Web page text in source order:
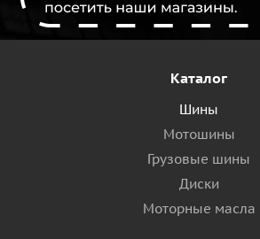
Каталог
Шины
Мотошины
Грузовые шины
Диски
Моторные масла